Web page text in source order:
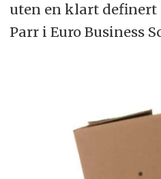
uten en klart definert
Parr i Euro Business